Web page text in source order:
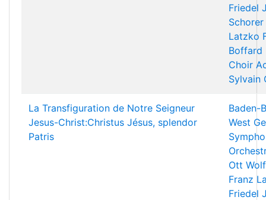
Friedel
Schorer
Latzko
Boffard
Choir
Sylvain
La Transfiguration de Notre Seigneur
Jesus-Christ:Christus Jésus, splendor
Patris
Baden-
West
Ott
Franz
Friedel